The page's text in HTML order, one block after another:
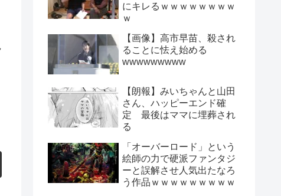
にキレるｗｗｗｗｗｗｗｗ
ｗ
【画像】高市早苗、殺され
ることに怯え始める
wwwwwwwww
【朗報】みいちゃんと山田
さん、ハッピーエンド確
定 最後はママに埋葬され
る
「オーバーロード」という
絵師の力で硬派ファンタジ
ーと誤解させ人気出たなろ
う作品ｗｗｗｗｗｗｗｗｗ